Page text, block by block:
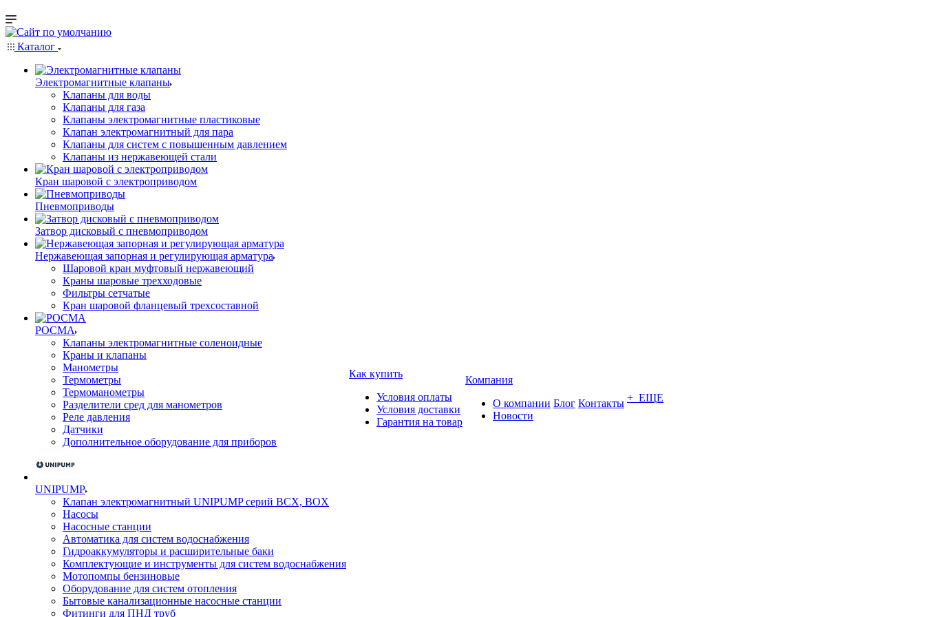
Каталог
Электромагнитные клапаны
Клапаны для воды
Клапаны для газа
Клапаны электромагнитные пластиковые
Клапан электромагнитный для пара
Клапаны для систем с повышенным давлением
Клапаны из нержавеющей стали
Кран шаровой с электроприводом
Пневмоприводы
Затвор дисковый с пневмоприводом
Нержавеющая запорная и регулирующая арматура
Шаровой кран муфтовый нержавеющий
Краны шаровые трехходовые
Фильтры сетчатые
Кран шаровой фланцевый трехсоставной
РОСМА
Клапаны электромагнитные соленоидные
Краны и клапаны
Манометры
Термометры
Термоманометры
Разделители сред для манометров
Реле давления
Датчики
Дополнительное оборудование для приборов
UNIPUMP
Клапан электромагнитный UNIPUMP серий BCX, BOX
Насосы
Насосные станции
Автоматика для систем водоснабжения
Гидроаккумуляторы и расширительные баки
Комплектующие и инструменты для систем водоснабжения
Мотопомпы бензиновые
Оборудование для систем отопления
Бытовые канализационные насосные станции
Фитинги для ПНД труб
Как купить
Условия оплаты
Условия доставки
Гарантия на товар
Компания
О компании
Новости
Блог Контакты + ЕЩЕ